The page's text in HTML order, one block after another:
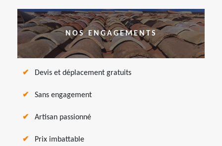
NOS ENGAGEMENTS
Devis et déplacement gratuits
Sans engagement
Artisan passionné
Prix imbattable